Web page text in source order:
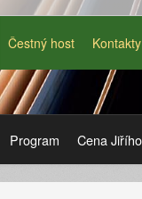
Čestný host Kontakty
Program Cena